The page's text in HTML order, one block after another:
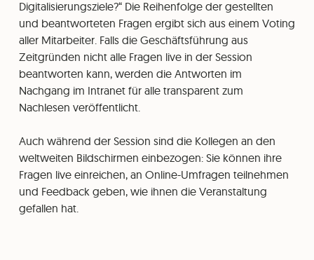
Digitalisierungsziele?“ Die Reihenfolge der gestellten
und beantworteten Fragen ergibt sich aus einem Voting
aller Mitarbeiter. Falls die Geschäftsführung aus
Zeitgründen nicht alle Fragen live in der Session
beantworten kann, werden die Antworten im
Nachgang im Intranet für alle transparent zum
Nachlesen veröffentlicht.
Auch während der Session sind die Kollegen an den
weltweiten Bildschirmen einbezogen: Sie können ihre
Fragen live einreichen, an Online-Umfragen teilnehmen
und Feedback geben, wie ihnen die Veranstaltung
gefallen hat.